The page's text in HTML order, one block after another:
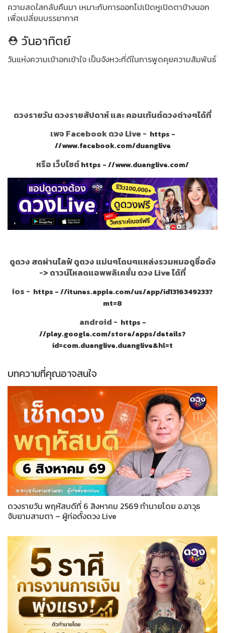
ความสดใสกลับคืนมา เหมาะกับการออกไปเปิดหูเปิดตาข้างนอก
เพื่อเปลี่ยนบรรยากาศ
⛑️ วันอาทิตย์
วันแห่งความเข้าอกเข้าใจ เป็นจังหวะที่ดีในการพูดคุยความสัมพันธ์
ดวงรายวัน ดวงรายสัปดาห์ และ คอนเท้นต์ดวงต่างๆได้ที่
เพจ Facebook ดวง Live - https -
//www.facebook.com/duanglive
หรือ เว็บไซต์https - //www.duanglive.com/
ดูดวง สดผ่านไลฟ์ ดูดวง แม่นๆโดนๆแหล่งรวมหมอดูชื่อดัง
-> ดาวน์โหลดแอพพลิเคชั่น ดวง Live ได้ที่
ios - https - //itunes.apple.com/us/app/id1316349233?
mt=8
android - https -
//play.google.com/store/apps/details?
id=com.duanglive.duanglive&hl=t
บทความที่คุณอาจสนใจ
ดวงรายวัน พฤหัสบดีที่ 6 สิงหาคม 2569 ทำนายโดย อ.อาวุธ
จับยามสามตา – ผู้ก่อตั้งดวง Live